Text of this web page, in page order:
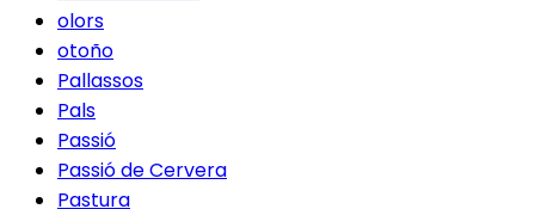
olors
otoño
Pallassos
Pals
Passió
Passió de Cervera
Pastura